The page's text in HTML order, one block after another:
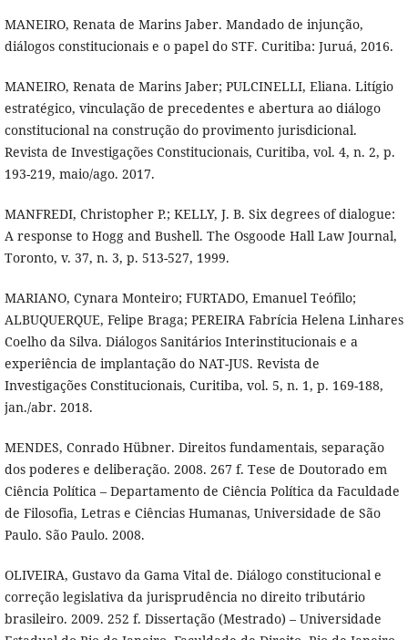
MANEIRO, Renata de Marins Jaber. Mandado de injunção,
diálogos constitucionais e o papel do STF. Curitiba: Juruá, 2016.
MANEIRO, Renata de Marins Jaber; PULCINELLI, Eliana. Litígio
estratégico, vinculação de precedentes e abertura ao diálogo
constitucional na construção do provimento jurisdicional.
Revista de Investigações Constitucionais, Curitiba, vol. 4, n. 2, p.
193-219, maio/ago. 2017.
MANFREDI, Christopher P.; KELLY, J. B. Six degrees of dialogue:
A response to Hogg and Bushell. The Osgoode Hall Law Journal,
Toronto, v. 37, n. 3, p. 513-527, 1999.
MARIANO, Cynara Monteiro; FURTADO, Emanuel Teófilo;
ALBUQUERQUE, Felipe Braga; PEREIRA Fabrícia Helena Linhares
Coelho da Silva. Diálogos Sanitários Interinstitucionais e a
experiência de implantação do NAT-JUS. Revista de
Investigações Constitucionais, Curitiba, vol. 5, n. 1, p. 169-188,
jan./abr. 2018.
MENDES, Conrado Hübner. Direitos fundamentais, separação
dos poderes e deliberação. 2008. 267 f. Tese de Doutorado em
Ciência Política – Departamento de Ciência Política da Faculdade
de Filosofia, Letras e Ciências Humanas, Universidade de São
Paulo. São Paulo. 2008.
OLIVEIRA, Gustavo da Gama Vital de. Diálogo constitucional e
correção legislativa da jurisprudência no direito tributário
brasileiro. 2009. 252 f. Dissertação (Mestrado) – Universidade